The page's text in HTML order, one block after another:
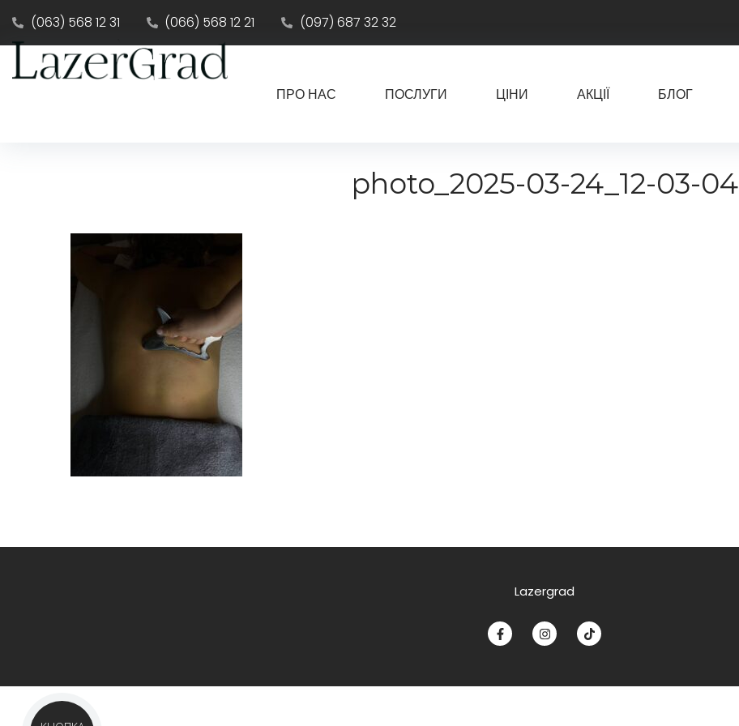
(063) 568 12 31 (066) 568 12 21 (097) 687 32 32
ПРО НАС ПОСЛУГИ ЦІНИ АКЦІЇ БЛОГ
photo_2025-03-24_12-03-04
Lazergrad